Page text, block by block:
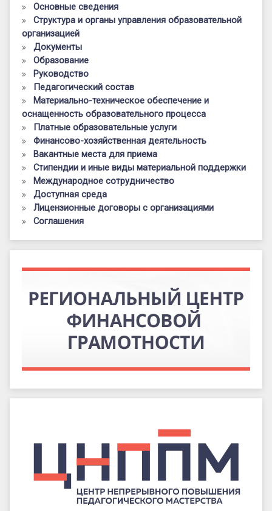
Основные сведения
Структура и органы управления образовательной
организацией
Документы
Образование
Руководство
Педагогический состав
Материально-техническое обеспечение и
оснащенность образовательного процесса
Платные образовательные услуги
Финансово-хозяйственная деятельность
Вакантные места для приема
Стипендии и иные виды материальной поддержки
Международное сотрудничество
Доступная среда
Лицензионные договоры с организациями
Соглашения